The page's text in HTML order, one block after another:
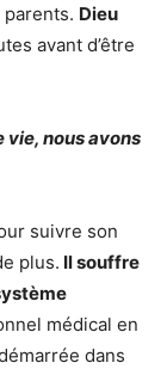
Dieu
avant d’être
vie, nous avons
suivre son
plus. Il souffre
médical en
dans